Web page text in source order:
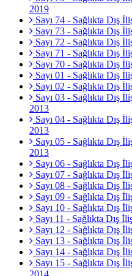
2019
Sayı 74 - Sağlıkta Dış
Sayı 73 - Sağlıkta Dış
Sayı 72 - Sağlıkta Dış
Sayı 71 - Sağlıkta Dış
Sayı 70 - Sağlıkta Dış
Sayı 01 - Sağlıkta Dış
Sayı 02 - Sağlıkta Dış
Sayı 03 - Sağlıkta Dış
2013
Sayı 04 - Sağlıkta Dış
2013
Sayı 05 - Sağlıkta Dış
2013
Sayı 06 - Sağlıkta Dış
Sayı 07 - Sağlıkta Dış
Sayı 08 - Sağlıkta Dış
Sayı 09 - Sağlıkta Dış
Sayı 10 - Sağlıkta Dış
Sayı 11 - Sağlıkta Dış
Sayı 12 - Sağlıkta Dış
Sayı 13 - Sağlıkta Dış
Sayı 14 - Sağlıkta Dış
Sayı 15 - Sağlıkta Dış
2014